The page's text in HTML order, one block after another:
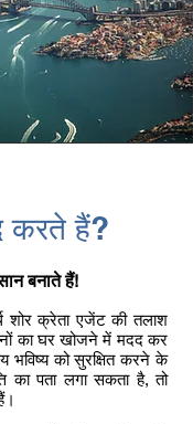
करते हैं?
बनाते हैं!
शोर क्रेता एजेंट की तलाश
का घर खोजने में मदद कर
भविष्य को सुरक्षित करने के
का पता लगा सकता है, तो